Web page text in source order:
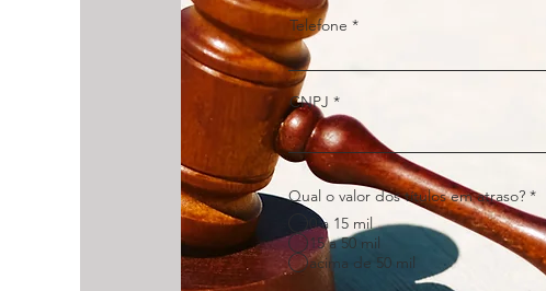
Telefone
CNPJ
Qual o valor dos títulos em atraso? *
0 a 15 mil
15 a 50 mil
acima de 50 mil